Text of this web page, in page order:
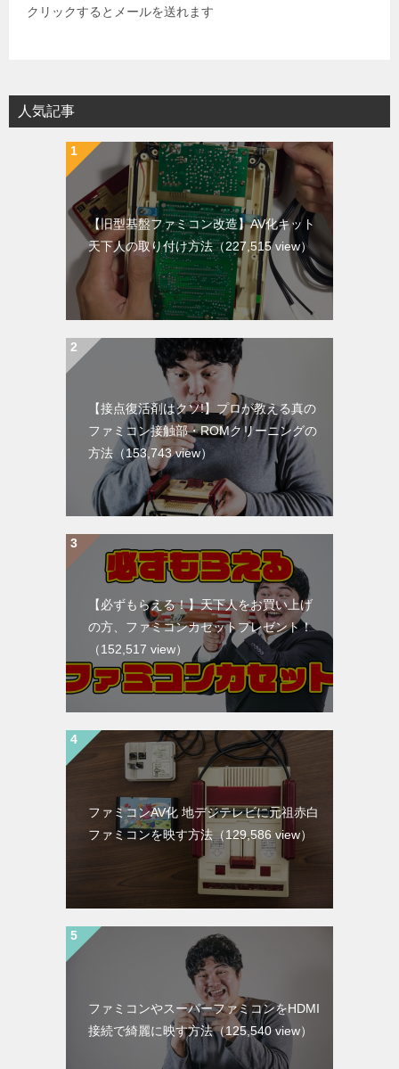
クリックするとメールを送れます
人気記事
【旧型基盤ファミコン改造】AV化キット
天下人の取り付け方法（227,515 view）
【接点復活剤はクソ!】プロが教える真の
ファミコン接触部・ROMクリーニングの
方法（153,743 view）
【必ずもらえる！】天下人をお買い上げ
の方、ファミコンカセットプレゼント！
（152,517 view）
ファミコンAV化 地デジテレビに元祖赤白
ファミコンを映す方法 （129,586 view）
ファミコンやスーパーファミコンをHDMI
接続で綺麗に映す方法（125,540 view）